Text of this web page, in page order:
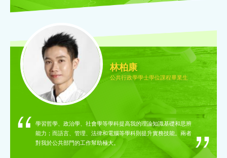
林柏康
公共行政學學士學位課程畢業生
學習哲學、政治學、社會學等學科提高我的理論知識基礎和思辨
能力；而語言、管理、法律和電腦等學科則提升實務技能。兩者
對我於公共部門的工作幫助極大。